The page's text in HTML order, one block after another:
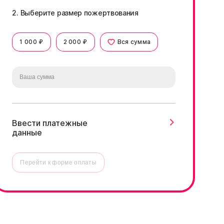
2. Выберите размер пожертвования
1 000 ₽ 2 000 ₽ Вся сумма
Ввести платежные
данные
Перейти к форме оплаты